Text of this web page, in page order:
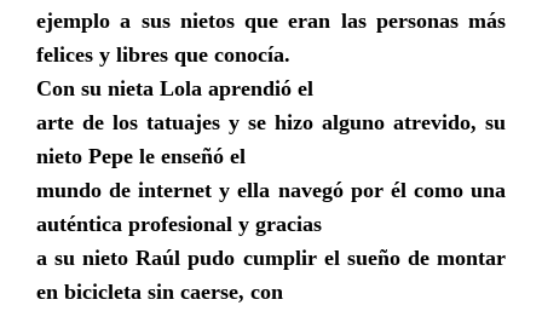
ejemplo a sus nietos que eran las personas más
felices y libres que conocía.
Con su nieta Lola aprendió el
arte de los tatuajes y se hizo alguno atrevido, su
nieto Pepe le enseñó el
mundo de internet y ella navegó por él como una
auténtica profesional y gracias
a su nieto Raúl pudo cumplir el sueño de montar
en bicicleta sin caerse, con